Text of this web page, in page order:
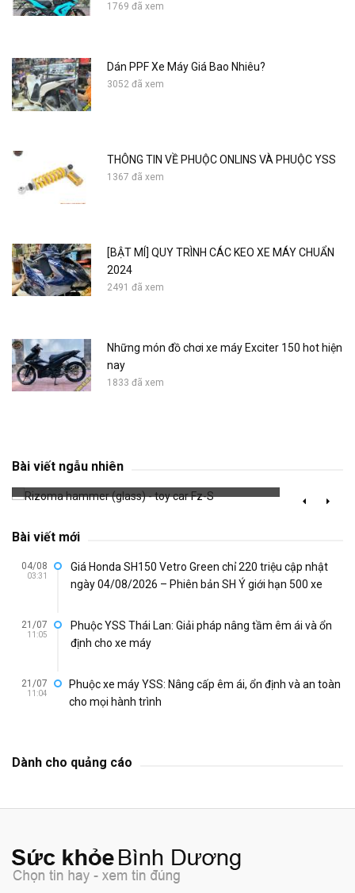
1769 đã xem
Dán PPF Xe Máy Giá Bao Nhiêu?
3052 đã xem
THÔNG TIN VỀ PHUỘC ONLINS VÀ PHUỘC YSS
1367 đã xem
[BẬT MÍ] QUY TRÌNH CÁC KEO XE MÁY CHUẨN
2024
2491 đã xem
Những món đồ chơi xe máy Exciter 150 hot hiện
nay
1833 đã xem
Bài viết ngẫu nhiên
Rizoma hammer (glass) - toy car Fz-S
615 đã xem
Bài viết mới
04/08
03:31
Giá Honda SH150 Vetro Green chỉ 220 triệu cập nhật
ngày 04/08/2026 – Phiên bản SH Ý giới hạn 500 xe
21/07
11:05
Phuộc YSS Thái Lan: Giải pháp nâng tầm êm ái và ổn
định cho xe máy
21/07
11:04
Phuộc xe máy YSS: Nâng cấp êm ái, ổn định và an toàn
cho mọi hành trình
Dành cho quảng cáo